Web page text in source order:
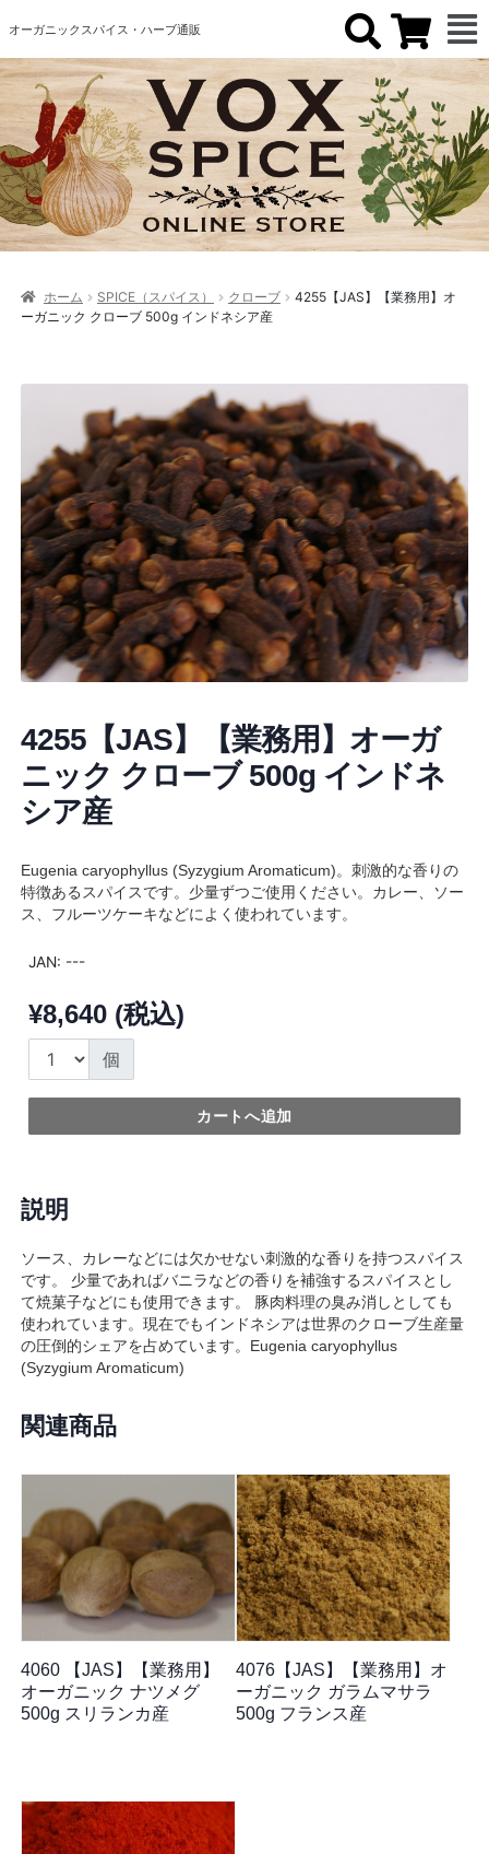
オーガニックスパイス・ハーブ通販
ホーム SPICE（スパイス） クローブ
4255【JAS】【業務用】オ
ーガニック クローブ 500g インドネシア産
4255【JAS】【業務用】オーガ
ニック クローブ 500g インドネ
シア産
Eugenia caryophyllus (Syzygium Aromaticum)。刺激的な香りの
特徴あるスパイスです。少量ずつご使用ください。カレー、ソー
ス、フルーツケーキなどによく使われています。
JAN: ---
¥8,640 (税込)
個
カートへ追加
説明
ソース、カレーなどには欠かせない刺激的な香りを持つスパイス
です。 少量であればバニラなどの香りを補強するスパイスとし
て焼菓子などにも使用できます。 豚肉料理の臭み消しとしても
使われています。現在でもインドネシアは世界のクローブ生産量
の圧倒的シェアを占めています。Eugenia caryophyllus
(Syzygium Aromaticum)
関連商品
4060 【JAS】【業務用】
オーガニック ナツメグ
500g スリランカ産
4076【JAS】【業務用】オ
ーガニック ガラムマサラ
500g フランス産